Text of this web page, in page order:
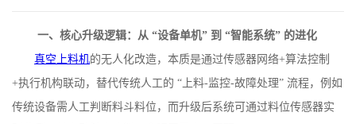
一、核心升级逻辑：从 “设备单机” 到 “智能系统” 的进化
真空上料机的无人化改造，本质是通过传感器网络+算法控制
+执行机构联动，替代传统人工的 “上料-监控-故障处理” 流程，例如
传统设备需人工判断料斗料位，而升级后系统可通过料位传感器实